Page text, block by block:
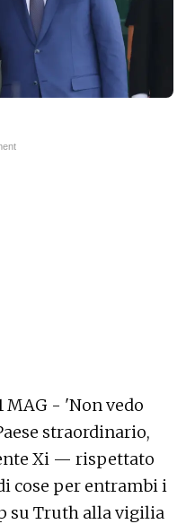
MAG - 'Non vedo
straordinario,
Xi — rispettato
cose per entrambi i
su Truth alla vigilia